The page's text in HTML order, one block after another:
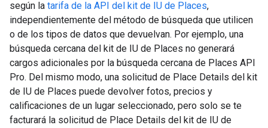
según la tarifa de la API del kit de IU de Places,
independientemente del método de búsqueda que utilicen
o de los tipos de datos que devuelvan. Por ejemplo, una
búsqueda cercana del kit de IU de Places no generará
cargos adicionales por la búsqueda cercana de Places API
Pro. Del mismo modo, una solicitud de Place Details del kit
de IU de Places puede devolver fotos, precios y
calificaciones de un lugar seleccionado, pero solo se te
facturará la solicitud de Place Details del kit de IU de